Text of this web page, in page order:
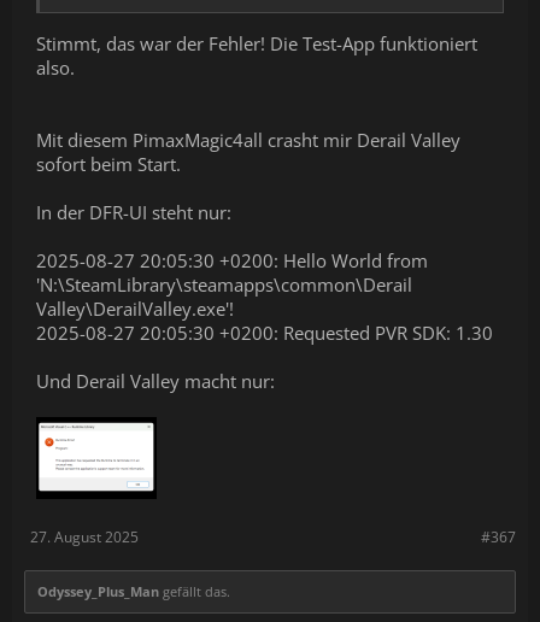
Stimmt, das war der Fehler! Die Test-App funktioniert
also.
Mit diesem PimaxMagic4all crasht mir Derail Valley
sofort beim Start.
In der DFR-UI steht nur:
2025-08-27 20:05:30 +0200: Hello World from
'N:\SteamLibrary\steamapps\common\Derail
Valley\DerailValley.exe'!
2025-08-27 20:05:30 +0200: Requested PVR SDK: 1.30
Und Derail Valley macht nur:
#367
27. August 2025
Odyssey_Plus_Man gefällt das.